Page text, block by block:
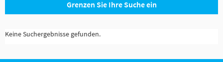
Grenzen Sie Ihre Suche ein
Keine Suchergebnisse gefunden.